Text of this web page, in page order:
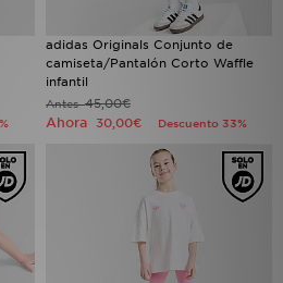
adidas Originals Conjunto de
camiseta/Pantalón Corto Waffle
infantil
Antes45,00€
Ahora 30,00€ Descuento 33%